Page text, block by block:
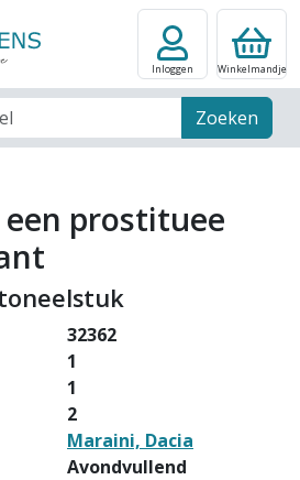
Zoeken
Inloggen Winkelmandje
prostituee
32362
1
1
2
Maraini, Dacia
Avondvullend